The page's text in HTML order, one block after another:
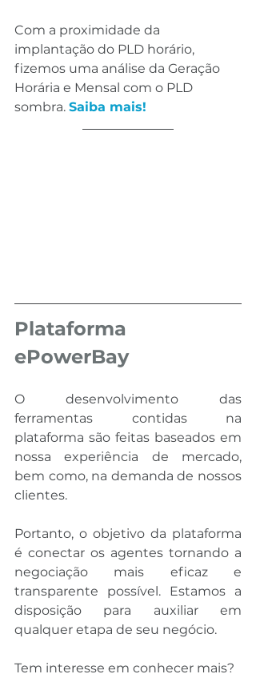
Com a proximidade da
implantação do PLD horário,
fizemos uma análise da Geração
Horária e Mensal com o PLD
sombra. Saiba mais!
Plataforma
ePowerBay
O desenvolvimento das
ferramentas contidas na
plataforma são feitas baseados em
nossa experiência de mercado,
bem como, na demanda de nossos
clientes.
Portanto, o objetivo da plataforma
é conectar os agentes tornando a
negociação mais eficaz e
transparente possível. Estamos a
disposição para auxiliar em
qualquer etapa de seu negócio.
Tem interesse em conhecer mais?